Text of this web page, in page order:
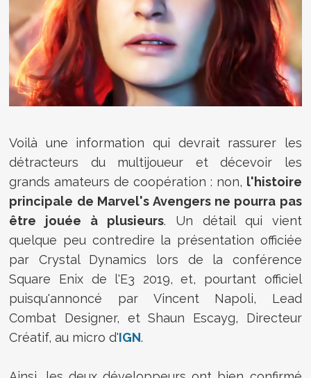
Voilà une information qui devrait rassurer les
détracteurs du multijoueur et décevoir les
grands amateurs de coopération : non, l'histoire
principale de Marvel's Avengers ne pourra pas
être jouée à plusieurs. Un détail qui vient
quelque peu contredire la présentation officiée
par Crystal Dynamics lors de la conférence
Square Enix de l'E3 2019, et, pourtant officiel
puisqu'annoncé par Vincent Napoli, Lead
Combat Designer, et Shaun Escayg, Directeur
Créatif, au micro d'IGN.